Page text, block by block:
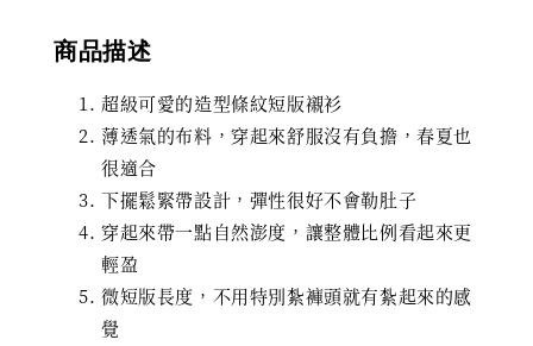
商品描述
超級可愛的造型條紋短版襯衫
薄透氣的布料，穿起來舒服沒有負擔，春夏也
很適合
下擺鬆緊帶設計，彈性很好不會勒肚子
穿起來帶一點自然澎度，讓整體比例看起來更
輕盈
微短版長度，不用特別紮褲頭就有紮起來的感
覺